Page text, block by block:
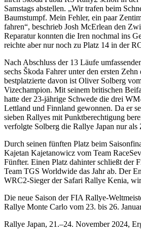
Samstags abstellen. „Wir trafen beim
Baumstumpf. Mein Fehler, ein paar
fahren“, beschrieb Josh McErlean den
Reparatur konnten die Iren nochmal ins
reichte aber nur noch zu Platz 14 in der
Nach Abschluss der 13 Läufe
sechs Škoda Fahrer unter den ersten
bestplatzierte davon ist Oliver Solberg
Vizechampion. Mit seinem britischen
hatte der 23-jährige Schwede die drei
Lettland und Finnland gewonnen. Da er
sieben Rallyes mit Punktberechtigung
verfolgte Solberg die Rallye Japan nur als
Durch seinen fünften Platz beim
Kajetan Kajetanowicz vom Team
Fünfter. Einen Platz dahinter schließt der
Team TGS Worldwide das Jahr ab. Der
WRC2-Sieger der Safari Rallye Kenia,
Die neue Saison der FIA Rallye-
Rallye Monte Carlo vom 23. bis 26.
Rallye Japan, 21.–24. November 2024,